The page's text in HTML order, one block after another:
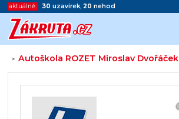
aktuálně: 30 uzavírek, 20 nehod
>Autoškola ROZET Miroslav Dvořáček
Začátek reklamy
Konec reklamy